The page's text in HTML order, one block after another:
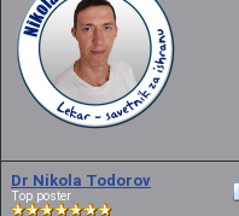
Dr Nikola Todorov
Top poster